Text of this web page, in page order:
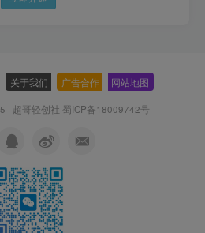
关于我们 广告合作 网站地图
· 超哥轻创社 蜀ICP备18009742号